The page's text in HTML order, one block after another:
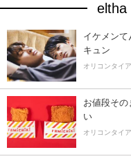
eltha
イケメン
キュン
オリコンタイ
お値段そ
い
オリコンタイ